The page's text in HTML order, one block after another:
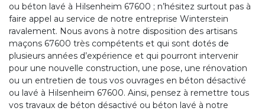
ou béton lavé à Hilsenheim 67600 ; n’hésitez surtout pas à
faire appel au service de notre entreprise Winterstein
ravalement. Nous avons à notre disposition des artisans
maçons 67600 très compétents et qui sont dotés de
plusieurs années d’expérience et qui pourront intervenir
pour une nouvelle construction, une pose, une rénovation
ou un entretien de tous vos ouvrages en béton désactivé
ou lavé à Hilsenheim 67600. Ainsi, pensez à remettre tous
vos travaux de béton désactivé ou béton lavé à notre